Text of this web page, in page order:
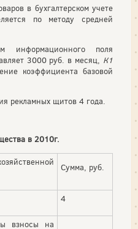
в бухгалтерском учете
по методу средней
информационного поля
3000 руб. в месяц, К1
коэффициента базовой
рекламных щитов 4 года.
в 2010г.
Сумма, руб.
4
взносы на